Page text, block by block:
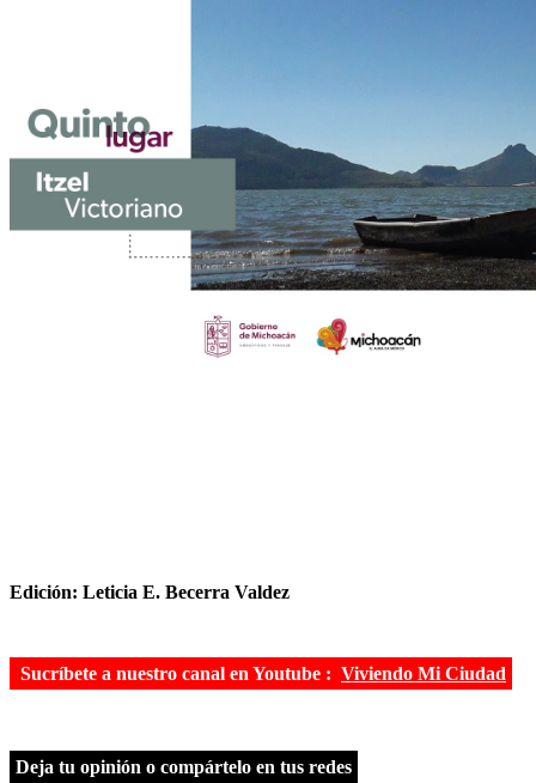
Edición: Leticia E. Becerra Valdez
Sucríbete a nuestro canal en Youtube : Viviendo Mi Ciudad
Deja tu opinión o compártelo en tus redes